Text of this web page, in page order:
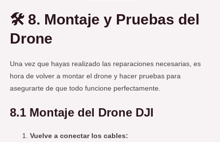
🛠️ 8. Montaje y Pruebas del
Drone
Una vez que hayas realizado las reparaciones necesarias, es
hora de volver a montar el drone y hacer pruebas para
asegurarte de que todo funcione perfectamente.
8.1 Montaje del Drone DJI
Vuelve a conectar los cables: